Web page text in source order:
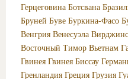
Герцеговина Ботсвана
Бруней Буве Буркина-Фасо
Венгрия Венесуэла
Восточный Тимор Вьетнам
Гвинея Гвинея Биссау
Гренландия Греция Грузия